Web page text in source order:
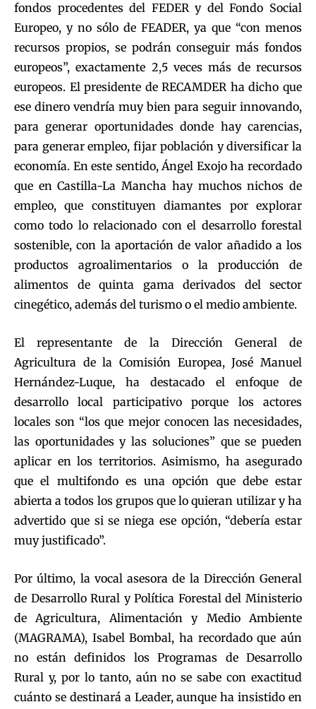
fondos procedentes del FEDER y del Fondo Social
Europeo, y no sólo de FEADER, ya que “con menos
recursos propios, se podrán conseguir más fondos
europeos”, exactamente 2,5 veces más de recursos
europeos. El presidente de RECAMDER ha dicho que
ese dinero vendría muy bien para seguir innovando,
para generar oportunidades donde hay carencias,
para generar empleo, fijar población y diversificar la
economía. En este sentido, Ángel Exojo ha recordado
que en Castilla-La Mancha hay muchos nichos de
empleo, que constituyen diamantes por explorar
como todo lo relacionado con el desarrollo forestal
sostenible, con la aportación de valor añadido a los
productos agroalimentarios o la producción de
alimentos de quinta gama derivados del sector
cinegético, además del turismo o el medio ambiente.
El representante de la Dirección General de
Agricultura de la Comisión Europea, José Manuel
Hernández-Luque, ha destacado el enfoque de
desarrollo local participativo porque los actores
locales son “los que mejor conocen las necesidades,
las oportunidades y las soluciones” que se pueden
aplicar en los territorios. Asimismo, ha asegurado
que el multifondo es una opción que debe estar
abierta a todos los grupos que lo quieran utilizar y ha
advertido que si se niega ese opción, “debería estar
muy justificado”.
Por último, la vocal asesora de la Dirección General
de Desarrollo Rural y Política Forestal del Ministerio
de Agricultura, Alimentación y Medio Ambiente
(MAGRAMA), Isabel Bombal, ha recordado que aún
no están definidos los Programas de Desarrollo
Rural y, por lo tanto, aún no se sabe con exactitud
cuánto se destinará a Leader, aunque ha insistido en